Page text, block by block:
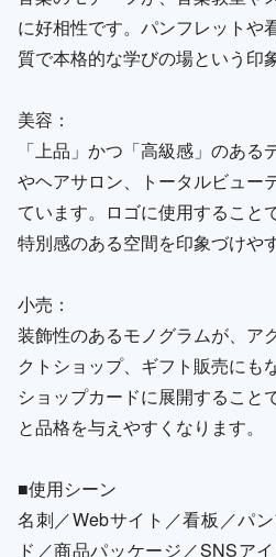
に好相性です。パンフレットや
質で本格的な学びの場という印
美容：
「上品」かつ「高級感」のあ
やヘアサロン、トータルビュー
ています。ロゴに使用すること
特別感のある空間を印象づけや
小売：
装飾性のあるモノグラムが、ア
クトショップ、ギフト販売にも
ショップカードに展開すること
と品格を与えやすくなります。
■使用シーン
名刺／Webサイト／看板／パ
ド／商品パッケージ／SNSア